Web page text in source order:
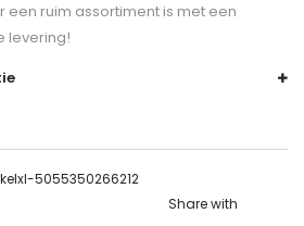
ruim assortiment is met een
levering!
5055350266212
Share with